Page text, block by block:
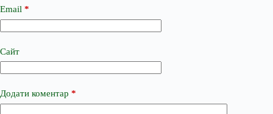
Email *
Сайт
Додати коментар *